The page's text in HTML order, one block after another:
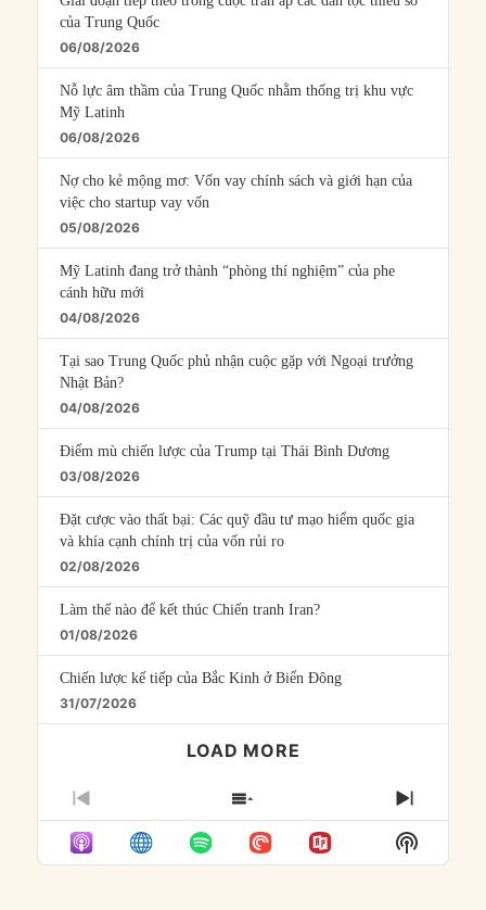
của Trung Quốc
06/08/2026
Nỗ lực âm thầm của Trung Quốc nhằm thống trị khu vực
Mỹ Latinh
06/08/2026
Nợ cho kẻ mộng mơ: Vốn vay chính sách và giới hạn của
việc cho startup vay vốn
05/08/2026
Mỹ Latinh đang trở thành “phòng thí nghiệm” của phe
cánh hữu mới
04/08/2026
Tại sao Trung Quốc phủ nhận cuộc gặp với Ngoại trưởng
Nhật Bản?
04/08/2026
Điểm mù chiến lược của Trump tại Thái Bình Dương
03/08/2026
Đặt cược vào thất bại: Các quỹ đầu tư mạo hiểm quốc gia
và khía cạnh chính trị của vốn rủi ro
02/08/2026
Làm thế nào để kết thúc Chiến tranh Iran?
01/08/2026
Chiến lược kế tiếp của Bắc Kinh ở Biển Đông
31/07/2026
LOAD MORE
PREVIOUS
EPISODE
SHOW
EPISODES
LIST
NEXT
Show
Podcast